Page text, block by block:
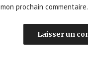
prochain commentaire.